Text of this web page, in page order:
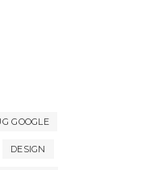
GOOGLE
DESIGN